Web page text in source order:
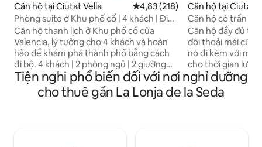
Căn hộ tại Ciutat Vella Xếp hạng trung bình 4,83/5,
4,83 (218)
Phòng suite ở Khu phố cổ | 4 khách | Điều
hòa không khí & Wifi | Sang trọng
Căn hộ thanh lịch ở Khu phố cổ của
Valencia, lý tưởng cho 4 khách và hoàn
hảo để khám phá thành phố bằng cách
đi bộ. 4 khách | 2 phòng ngủ | 2 giường
đôi | 2 phòng tắm | Wi-Fi | Điều hòa không
khí | Hệ thống sưởi | Thang máy | Bếp
được trang bị tiện nghi | Ban công | TV
Căn hộ tại Ciutat
Căn hộ có trần
Cent...
Căn hộ đầy đủ
đôi thoải mái
nó đi kèm với mọi
cho thời gian lưu
chẳng hạn như
tin cậy, TV thông
với tủ lạnh/tủ
Tiện nghi phổ biến đối với nơi nghỉ dưỡng
cho thuê gần La Lonja de la Seda